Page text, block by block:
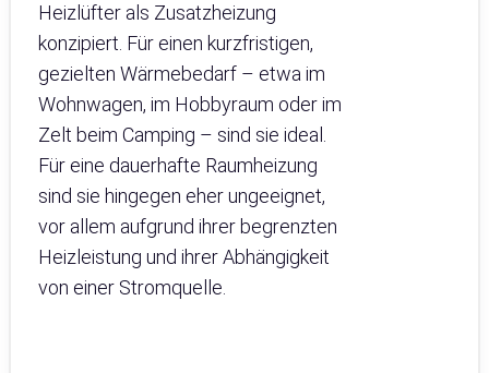
Heizlüfter als Zusatzheizung
konzipiert. Für einen kurzfristigen,
gezielten Wärmebedarf – etwa im
Wohnwagen, im Hobbyraum oder im
Zelt beim Camping – sind sie ideal.
Für eine dauerhafte Raumheizung
sind sie hingegen eher ungeeignet,
vor allem aufgrund ihrer begrenzten
Heizleistung und ihrer Abhängigkeit
von einer Stromquelle.